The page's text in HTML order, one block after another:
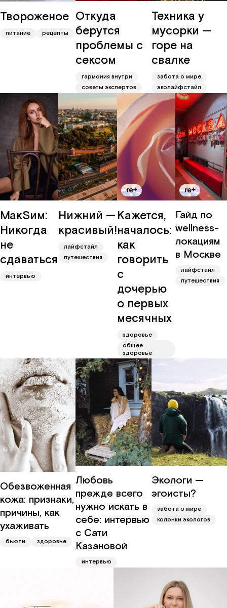
Твороженое
питание рецепты
Откуда
берутся
проблемы с
сексом
гармония внутри
советы экспертов
Техника у
мусорки —
горе на
свалке
забота о мире
эколайфстайл
МакSим:
Никогда
не
сдаваться
интервью
Нижний —
красивый!
лайфстайл
путешествия
Кажется,
началось:
как
говорить
с
дочерью
о первых
месячных
здоровье
общее
здоровье
Гайд по
wellness-
локациям
в Москве
лайфстайл
путешествия
Обезвоженная
кожа: признаки,
причины, как
ухаживать
бьюти здоровье
Любовь
прежде всего
нужно искать в
себе: интервью
с Сати
Казановой
интервью
Экологи —
эгоисты?
забота о мире
колонки экологов